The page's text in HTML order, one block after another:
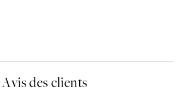
Avis des clients